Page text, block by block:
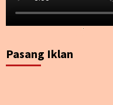
Pasang Iklan